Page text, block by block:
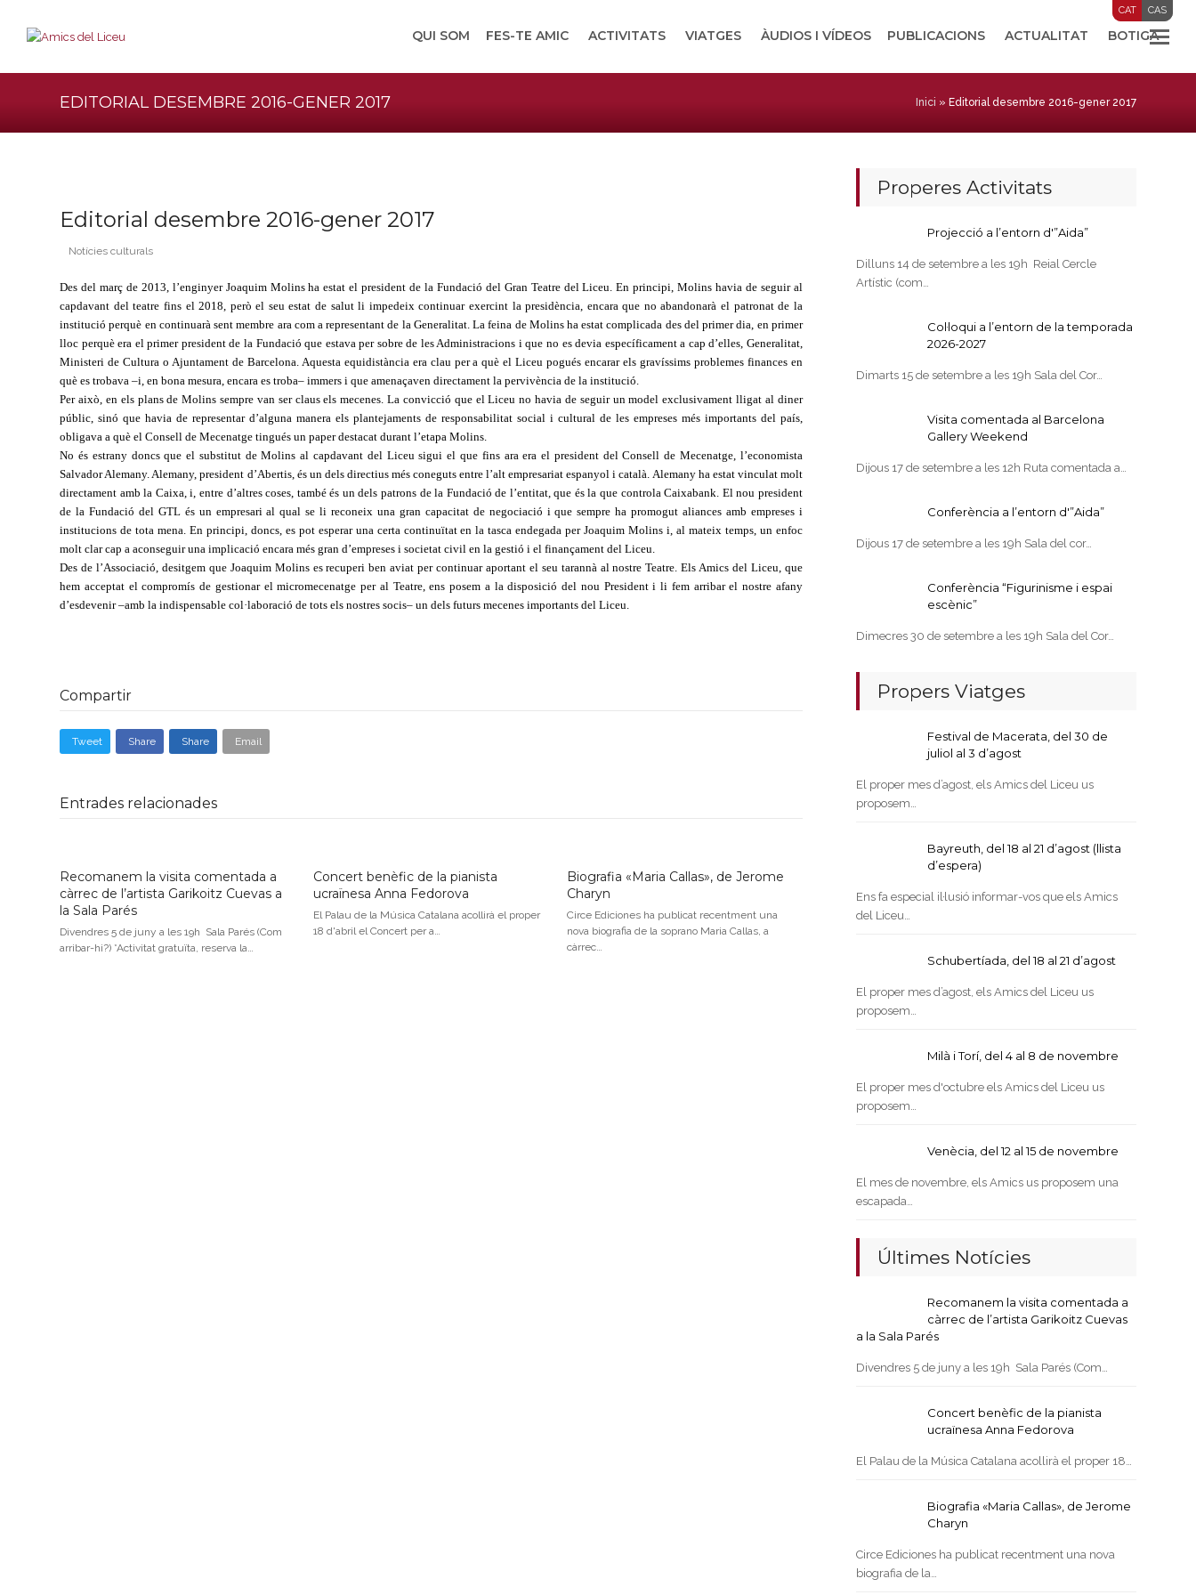
CAT CAS
QUI SOM FES-TE AMIC ACTIVITATS VIATGES ÀUDIOS I VÍDEOS PUBLICACIONS ACTUALITAT BOTIGA
EDITORIAL DESEMBRE 2016-GENER 2017 Inici » Editorial desembre 2016-gener 2017
Editorial desembre 2016-gener 2017
Notícies culturals
Des del març de 2013, l’enginyer Joaquim Molins ha estat el president de la Fundació del Gran Teatre del Liceu. En principi, Molins havia de seguir al
capdavant del teatre fins el 2018, però el seu estat de salut li impedeix continuar exercint la presidència, encara que no abandonarà el patronat de la
institució perquè en continuarà sent membre ara com a representant de la Generalitat. La feina de Molins ha estat complicada des del primer dia, en primer
lloc perquè era el primer president de la Fundació que estava per sobre de les Administracions i que no es devia específicament a cap d’elles, Generalitat,
Ministeri de Cultura o Ajuntament de Barcelona. Aquesta equidistància era clau per a què el Liceu pogués encarar els gravíssims problemes finances en
què es trobava –i, en bona mesura, encara es troba– immers i que amenaçaven directament la pervivència de la institució.
Per això, en els plans de Molins sempre van ser claus els mecenes. La convicció que el Liceu no havia de seguir un model exclusivament lligat al diner
públic, sinó que havia de representar d’alguna manera els plantejaments de responsabilitat social i cultural de les empreses més importants del país,
obligava a què el Consell de Mecenatge tingués un paper destacat durant l’etapa Molins.
No és estrany doncs que el substitut de Molins al capdavant del Liceu sigui el que fins ara era el president del Consell de Mecenatge, l’economista
Salvador Alemany. Alemany, president d’Abertis, és un dels directius més coneguts entre l’alt empresariat espanyol i català. Alemany ha estat vinculat molt
directament amb la Caixa, i, entre d’altres coses, també és un dels patrons de la Fundació de l’entitat, que és la que controla Caixabank. El nou president
de la Fundació del GTL és un empresari al qual se li reconeix una gran capacitat de negociació i que sempre ha promogut aliances amb empreses i
institucions de tota mena. En principi, doncs, es pot esperar una certa continuïtat en la tasca endegada per Joaquim Molins i, al mateix temps, un enfoc
molt clar cap a aconseguir una implicació encara més gran d’empreses i societat civil en la gestió i el finançament del Liceu.
Des de l’Associació, desitgem que Joaquim Molins es recuperi ben aviat per continuar aportant el seu tarannà al nostre Teatre. Els Amics del Liceu, que
hem acceptat el compromís de gestionar el micromecenatge per al Teatre, ens posem a la disposició del nou President i li fem arribar el nostre afany
d’esdevenir –amb la indispensable col·laboració de tots els nostres socis– un dels futurs mecenes importants del Liceu.
Compartir
Tweet Share Share Email
Entrades relacionades
Recomanem la visita comentada a
càrrec de l’artista Garikoitz Cuevas a
la Sala Parés
Divendres 5 de juny a les 19h Sala Parés (Com
arribar-hi?) *Activitat gratuïta, reserva la…
Concert benèfic de la pianista
ucraïnesa Anna Fedorova
El Palau de la Música Catalana acollirà el proper
18 d'abril el Concert per a…
Biografia «Maria Callas», de Jerome
Charyn
Circe Ediciones ha publicat recentment una
nova biografia de la soprano Maria Callas, a
càrrec…
Properes Activitats
Projecció a l’entorn d'”Aida”
Dilluns 14 de setembre a les 19h Reial Cercle
Artístic (com…
Col·loqui a l’entorn de la temporada
2026-2027
Dimarts 15 de setembre a les 19h Sala del Cor…
Visita comentada al Barcelona
Gallery Weekend
Dijous 17 de setembre a les 12h Ruta comentada a…
Conferència a l’entorn d'”Aida”
Dijous 17 de setembre a les 19h Sala del cor…
Conferència “Figurinisme i espai
escènic”
Dimecres 30 de setembre a les 19h Sala del Cor…
Propers Viatges
Festival de Macerata, del 30 de
juliol al 3 d’agost
El proper mes d’agost, els Amics del Liceu us
proposem…
Bayreuth, del 18 al 21 d’agost (llista
d’espera)
Ens fa especial il·lusió informar-vos que els Amics
del Liceu…
Schubertíada, del 18 al 21 d’agost
El proper mes d’agost, els Amics del Liceu us
proposem…
Milà i Torí, del 4 al 8 de novembre
El proper mes d'octubre els Amics del Liceu us
proposem…
Venècia, del 12 al 15 de novembre
El mes de novembre, els Amics us proposem una
escapada…
Últimes Notícies
Recomanem la visita comentada a
càrrec de l’artista Garikoitz Cuevas
a la Sala Parés
Divendres 5 de juny a les 19h Sala Parés (Com…
Concert benèfic de la pianista
ucraïnesa Anna Fedorova
El Palau de la Música Catalana acollirà el proper 18…
Biografia «Maria Callas», de Jerome
Charyn
Circe Ediciones ha publicat recentment una nova
biografia de la…